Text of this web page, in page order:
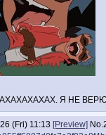
Я НЕ
(Fri) 11:13 [Preview] No.